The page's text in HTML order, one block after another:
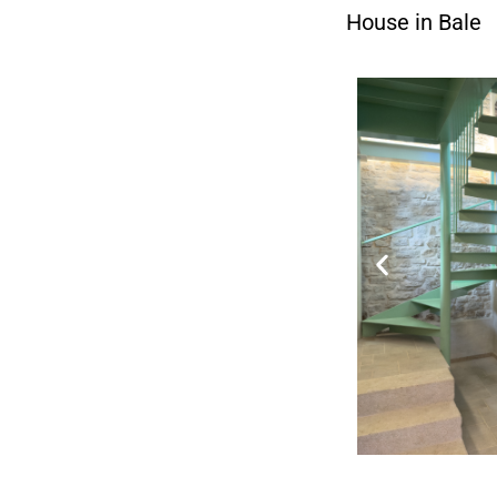
House in Bale